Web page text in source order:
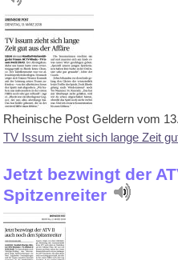
Rheinische Post Geldern vom
TV Issum zieht sich lange Zeit
Jetzt bezwingt der
Spitzenreiter